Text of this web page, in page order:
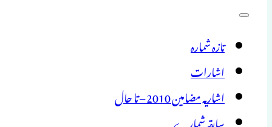
تازہ شمارہ
اشارات
اشاریہ مضامین 2010 – تا حال
سابقہ شمارے